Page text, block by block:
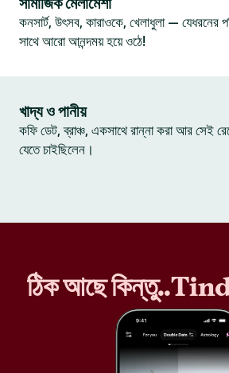
কনসার্ট, উৎসব, কারাওকে, খেলাধুলা — যেধরনের
সাথে আরো আনন্দময় হয়ে ওঠে!
খাদ্য ও পানীয়
কফি ডেট, ব্রাঞ্চ, একসাথে রান্না করা আর সেই
যেতে চাইছিলেন।
ঠিক আছে